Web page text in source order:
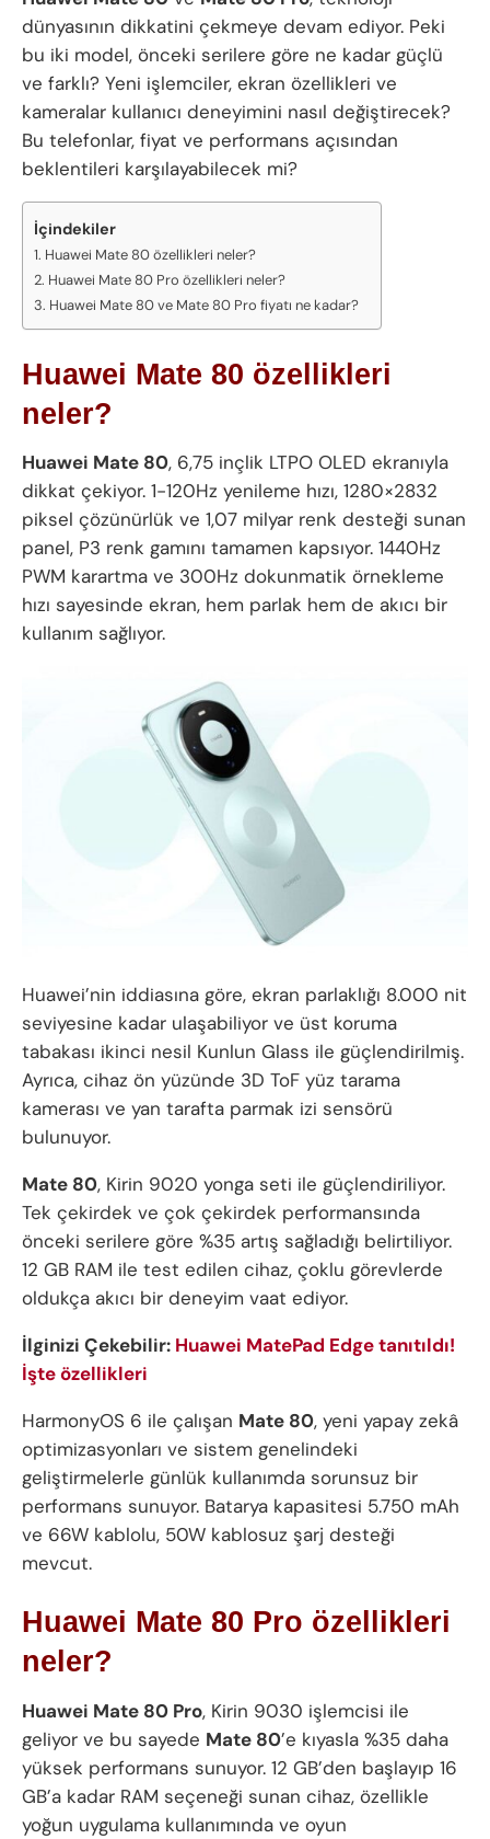
dünyasının dikkatini çekmeye devam ediyor. Peki
bu iki model, önceki serilere göre ne kadar güçlü
ve farklı? Yeni işlemciler, ekran özellikleri ve
kameralar kullanıcı deneyimini nasıl değiştirecek?
Bu telefonlar, fiyat ve performans açısından
beklentileri karşılayabilecek mi?
İçindekiler
Huawei Mate 80 özellikleri neler?
Huawei Mate 80 Pro özellikleri neler?
Huawei Mate 80 ve Mate 80 Pro fiyatı ne kadar?
Huawei Mate 80 özellikleri
neler?
Huawei Mate 80, 6,75 inçlik LTPO OLED ekranıyla
dikkat çekiyor. 1-120Hz yenileme hızı, 1280×2832
piksel çözünürlük ve 1,07 milyar renk desteği sunan
panel, P3 renk gamını tamamen kapsıyor. 1440Hz
PWM karartma ve 300Hz dokunmatik örnekleme
hızı sayesinde ekran, hem parlak hem de akıcı bir
kullanım sağlıyor.
Huawei’nin iddiasına göre, ekran parlaklığı 8.000 nit
seviyesine kadar ulaşabiliyor ve üst koruma
tabakası ikinci nesil Kunlun Glass ile güçlendirilmiş.
Ayrıca, cihaz ön yüzünde 3D ToF yüz tarama
kamerası ve yan tarafta parmak izi sensörü
bulunuyor.
Mate 80, Kirin 9020 yonga seti ile güçlendiriliyor.
Tek çekirdek ve çok çekirdek performansında
önceki serilere göre %35 artış sağladığı belirtiliyor.
12 GB RAM ile test edilen cihaz, çoklu görevlerde
oldukça akıcı bir deneyim vaat ediyor.
İlginizi Çekebilir: Huawei MatePad Edge tanıtıldı!
İşte özellikleri
HarmonyOS 6 ile çalışan Mate 80, yeni yapay zekâ
optimizasyonları ve sistem genelindeki
geliştirmelerle günlük kullanımda sorunsuz bir
performans sunuyor. Batarya kapasitesi 5.750 mAh
ve 66W kablolu, 50W kablosuz şarj desteği
mevcut.
Huawei Mate 80 Pro özellikleri
neler?
Huawei Mate 80 Pro, Kirin 9030 işlemcisi ile
geliyor ve bu sayede Mate 80’e kıyasla %35 daha
yüksek performans sunuyor. 12 GB’den başlayıp 16
GB’a kadar RAM seçeneği sunan cihaz, özellikle
yoğun uygulama kullanımında ve oyun